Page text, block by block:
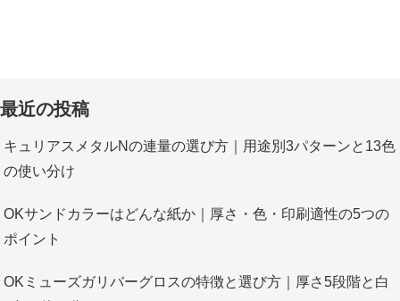
最近の投稿
キュリアスメタルNの連量の選び方｜用途別3パターンと13色
の使い分け
OKサンドカラーはどんな紙か｜厚さ・色・印刷適性の5つの
ポイント
OKミューズガリバーグロスの特徴と選び方｜厚さ5段階と白